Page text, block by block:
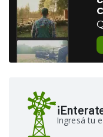
Ingresá tu